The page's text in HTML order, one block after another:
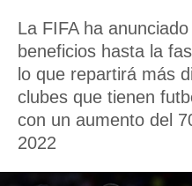
y
forma
digital
basada
La FIFA ha
beneficios hasta la
lo que repartirá más
clubes que tienen
con un aumento del
2022